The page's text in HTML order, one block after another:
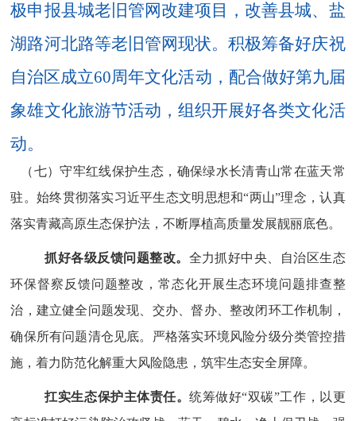
极申报县城老旧管网改建项目，改善县城、盐
湖路河北路等老旧管网现状。积极筹备好庆祝
自治区成立60周年文化活动，配合做好第九届
象雄文化旅游节活动，组织开展好各类文化活
动。
（七）守牢红线保护生态，确保绿水长清青山常在蓝天常
驻。 始终贯彻落实习近平生态文明思想和“两山”理念，认真
落实青藏高原生态保护法，不断厚植高质量发展靓丽底色。
抓好各级反馈问题整改。 全力抓好中央、自治区生态
环保督察反馈问题整改，常态化开展生态环境问题排查整
治，建立健全问题发现、交办、督办、整改闭环工作机制，
确保所有问题清仓见底。严格落实环境风险分级分类管控措
施，着力防范化解重大风险隐患，筑牢生态安全屏障。
扛实生态保护主体责任。统筹做好“双碳”工作，以更